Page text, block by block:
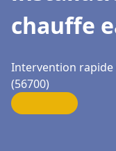
chauffe
Intervention
(56700)